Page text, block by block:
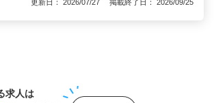
更新日： 2026/07/27 掲載終了日： 2026/09/25
求人は